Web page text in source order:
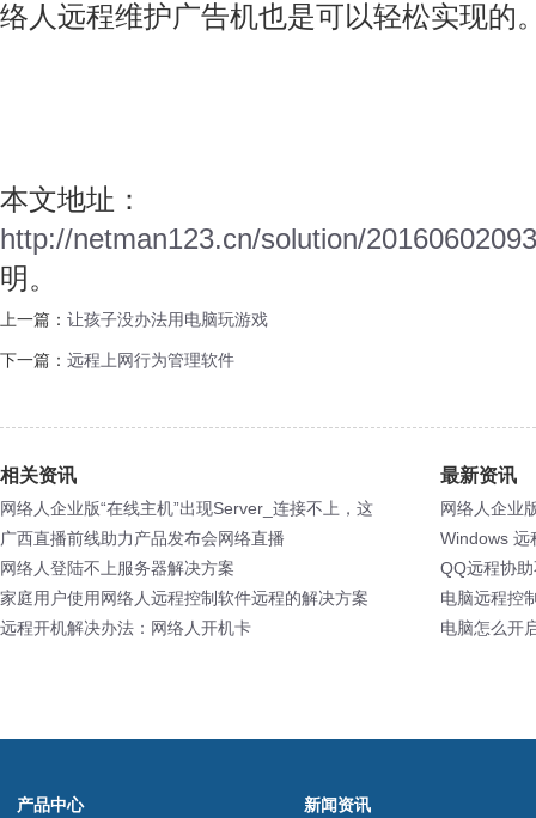
络人远程维护广告机也是可以轻松实现的
本文地址：
http://netman123.cn/solution/
明。
上一篇： 让孩子没办法用电脑玩游戏
下一篇： 远程上网行为管理软件
相关资讯
网络人企业版“在线主机”出现Server_连接不上，这
是为什么呢？
广西直播前线助力产品发布会网络直播
网络人登陆不上服务器解决方案
家庭用户使用网络人远程控制软件远程的解决方案
远程开机解决办法：网络人开机卡
最新资讯
网络人企业
是为什么呢
Windows 远
QQ远程协
脑的小可爱
电脑远程控
电脑怎么开
产品中心 新闻资讯